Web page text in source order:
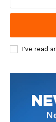
I've read